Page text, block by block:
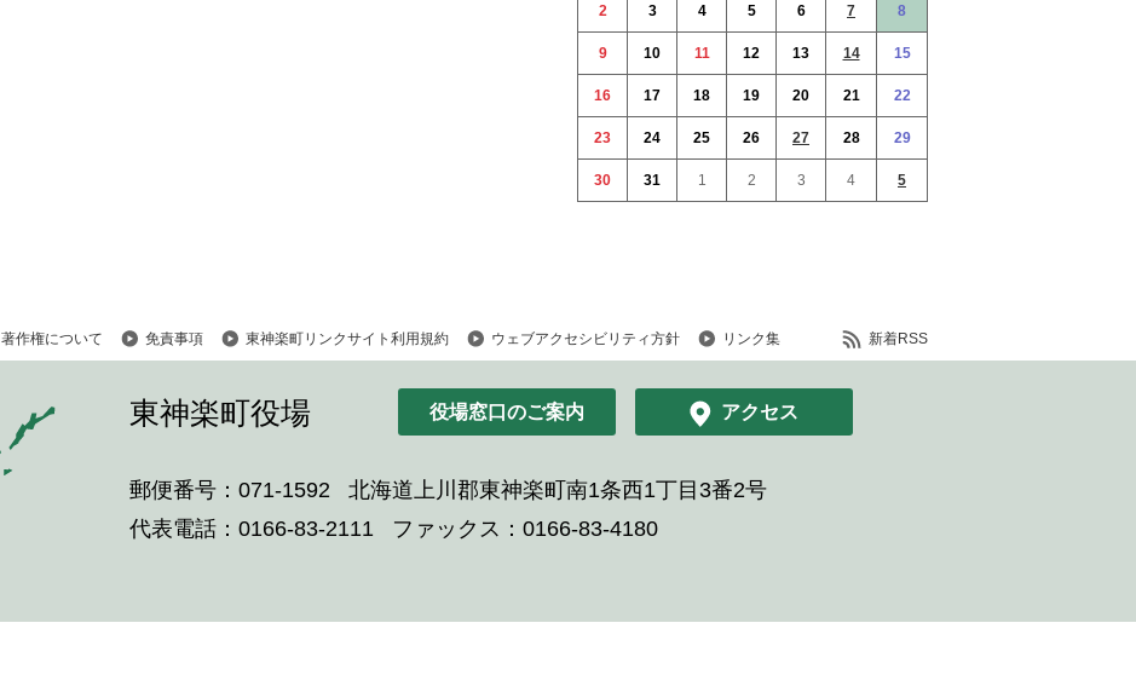
2 3 4 5 6 7 8
9 10 11 12 13 14 15
16 17 18 19 20 21 22
23 24 25 26 27 28 29
30 31 1 2 3 4 5
著作権について 免責事項 東神楽町リンクサイト利用規約 ウェブアクセシビリティ方針 リンク集 新着RSS
東神楽町役場 役場窓口のご案内 アクセス
郵便番号：071-1592
北海道上川郡東神楽町南1条西1丁目3番2号
代表電話：0166-83-2111
ファックス：0166-83-4180